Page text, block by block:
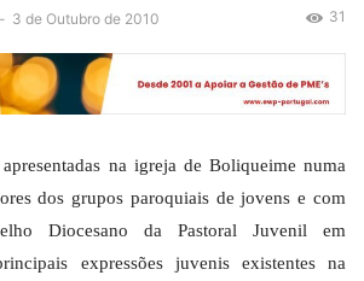
- 3 de Outubro de 2010 31
na igreja de Boliqueime numa
dos grupos paroquiais de jovens e com
Diocesano da Pastoral Juvenil em
expressões juvenis existentes na